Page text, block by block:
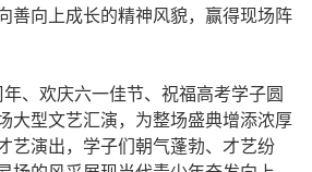
善向上成长的精神风貌，赢得现场阵
、欢庆六一佳节、祝福高考学子圆
大型文艺汇演，为整场盛典增添浓厚
艺演出，学子们朝气蓬勃、才艺纷